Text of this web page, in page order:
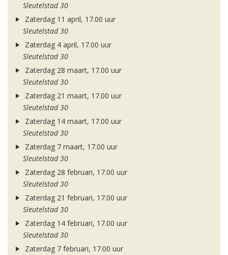
Sleutelstad 30
Zaterdag 11 april, 17.00 uur
Sleutelstad 30
Zaterdag 4 april, 17.00 uur
Sleutelstad 30
Zaterdag 28 maart, 17.00 uur
Sleutelstad 30
Zaterdag 21 maart, 17.00 uur
Sleutelstad 30
Zaterdag 14 maart, 17.00 uur
Sleutelstad 30
Zaterdag 7 maart, 17.00 uur
Sleutelstad 30
Zaterdag 28 februari, 17.00 uur
Sleutelstad 30
Zaterdag 21 februari, 17.00 uur
Sleutelstad 30
Zaterdag 14 februari, 17.00 uur
Sleutelstad 30
Zaterdag 7 februari, 17.00 uur